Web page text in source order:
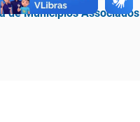
de Municípios Associados